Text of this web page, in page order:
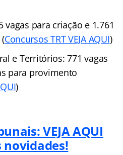
vagas para criação e 1.761
Concursos TRT VEJA AQUI)
e Territórios: 771 vagas
para provimento
)
VEJA AQUI
novidades!